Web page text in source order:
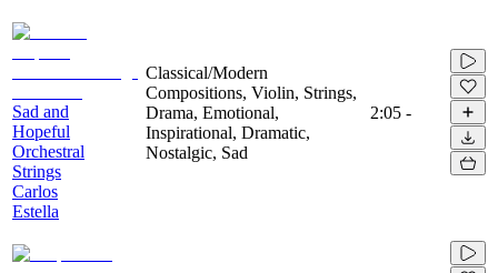
Sad and
Hopeful
Orchestral
Strings
Carlos
Estella
Classical/Modern
Compositions, Violin, Strings,
Drama, Emotional,
Inspirational, Dramatic,
Nostalgic, Sad
2:05 -